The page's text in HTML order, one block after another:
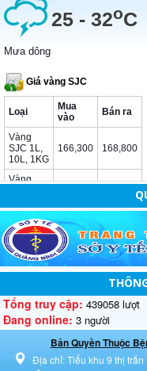
Tổng truy cập: 439058 lượt
Đang online: 3 người
Bản Quyền Thuộc
Địa chỉ: Tiểu khu 9 thị